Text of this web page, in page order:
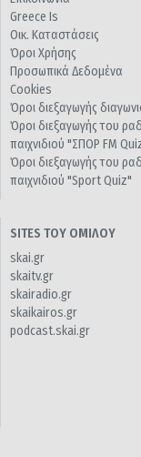
Greece Is
Οικ. Καταστάσεις
Όροι Χρήσης
Προσωπικά Δεδομένα
Cookies
Όροι διεξαγωγής
Όροι διεξαγωγής του
παιχνιδιού "ΣΠΟΡ FM
Όροι διεξαγωγής του
παιχνιδιού "Sport Quiz"
SITES ΤΟΥ ΟΜΙΛΟΥ
skai.gr
skaitv.gr
skairadio.gr
skaikairos.gr
podcast.skai.gr